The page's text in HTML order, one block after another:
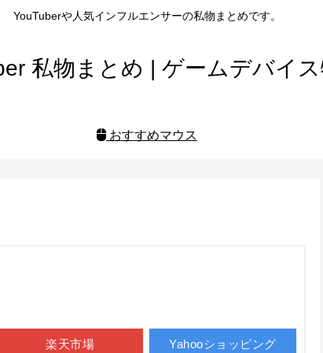
YouTuberや人気インフルエンサーの私物まとめです。
私物まとめ | ゲームデバイ
おすすめマウス
楽天市場 Yahooショッピング